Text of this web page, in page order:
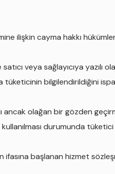
ilişkin cayma hakkı
veya sağlayıcıya yazılı
tüketicinin bilgilendirildiğini
ancak olağan bir gözden
durumunda tüketici
başlanan hizmet